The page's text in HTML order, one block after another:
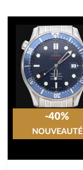
-40%
NOUVEAUTÉ